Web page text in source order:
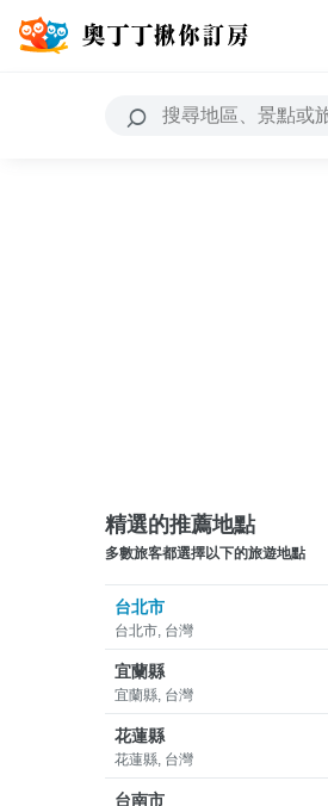
精選的推薦地點
多數旅客都選擇以下的旅遊地點
台北市
台北市, 台灣
宜蘭縣
宜蘭縣, 台灣
花蓮縣
花蓮縣, 台灣
台南市